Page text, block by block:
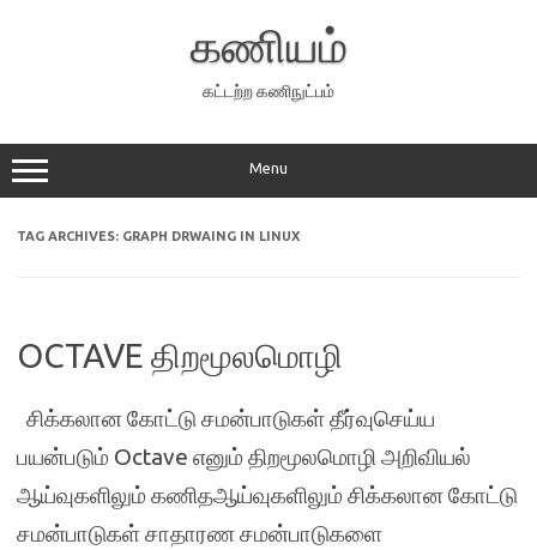
கணியம்
கட்டற்ற கணிநுட்பம்
Menu
TAG ARCHIVES: GRAPH DRWAING IN LINUX
OCTAVE திறமூலமொழி
சிக்கலான கோட்டு சமன்பாடுகள் தீர்வுசெய்ய
பயன்படும் Octave எனும் திறமூலமொழி அறிவியல்
ஆய்வுகளிலும் கணிதஆய்வுகளிலும் சிக்கலான கோட்டு
சமன்பாடுகள் சாதாரண சமன்பாடுகளை